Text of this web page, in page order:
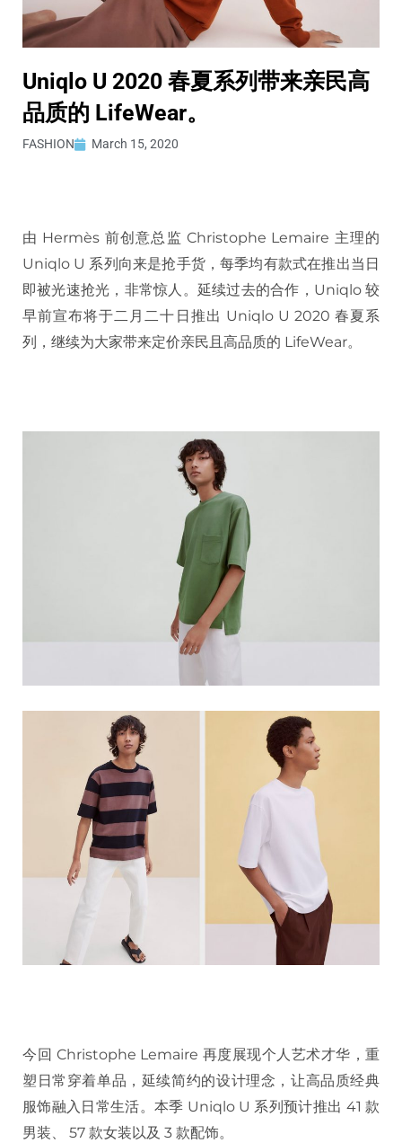
Uniqlo U 2020 春夏系列带来亲民高
品质的 LifeWear。
FASHION March 15, 2020
由 Hermès 前创意总监 Christophe Lemaire 主理的
Uniqlo U 系列向来是抢手货，每季均有款式在推出当日
即被光速抢光，非常惊人。延续过去的合作，Uniqlo 较
早前宣布将于二月二十日推出 Uniqlo U 2020 春夏系
列，继续为大家带来定价亲民且高品质的 LifeWear。
今回 Christophe Lemaire 再度展现个人艺术才华，重
塑日常穿着单品，延续简约的设计理念，让高品质经典
服饰融入日常生活。本季 Uniqlo U 系列预计推出 41 款
男装、 57 款女装以及 3 款配饰。